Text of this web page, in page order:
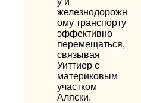
железнодорожн
ому транспорту
эффективно
перемещаться,
связывая
Уиттиер с
материковым
участком
Аляски.